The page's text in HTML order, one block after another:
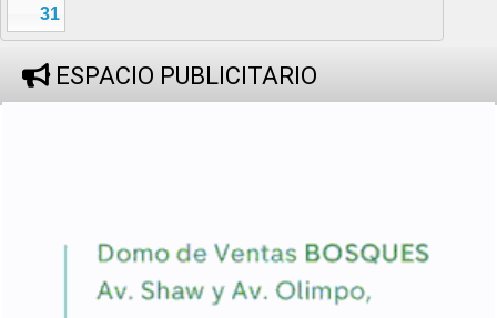
31
ESPACIO PUBLICITARIO